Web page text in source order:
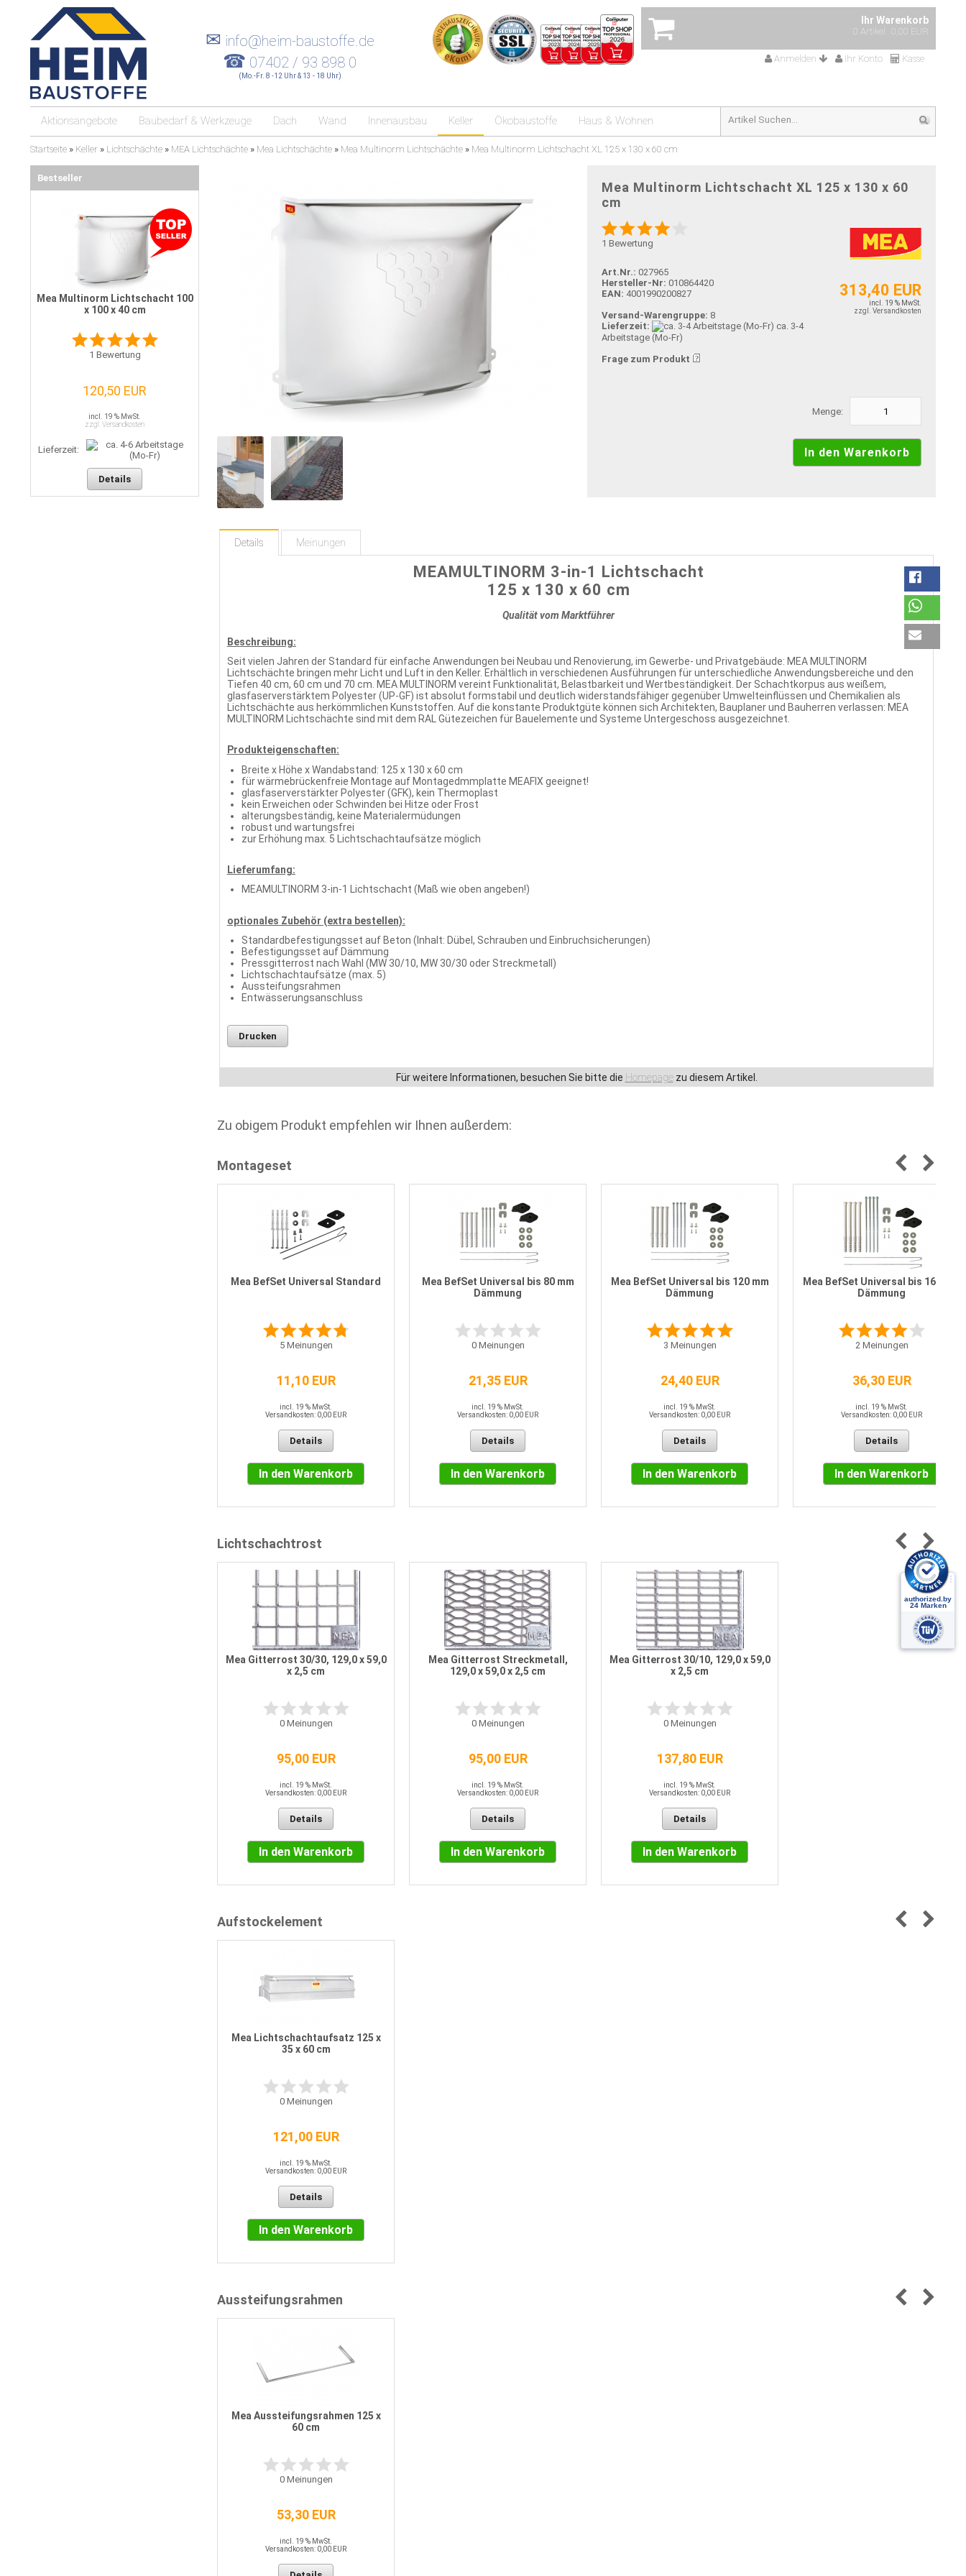
Ihr Warenkorb
0 Artikel 0,00 EUR
Anmelden Ihr Konto Kasse
✉ info@heim-baustoffe.de
☎ 07402 / 93 898 0
(Mo.-Fr. 8 -12 Uhr & 13 - 18 Uhr)
Aktionsangebote Baubedarf & Werkzeuge Dach Wand Innenausbau Keller Ökobaustoffe Haus & Wohnen
Startseite » Keller » Lichtschächte » MEA Lichtschächte » Mea Lichtschächte » Mea Multinorm Lichtschächte » Mea Multinorm Lichtschacht XL 125 x 130 x 60 cm
Mea Multinorm Lichtschacht XL 125 x 130 x 60
cm
1 Bewertung
313,40 EUR
incl. 19 % MwSt.
zzgl. Versandkosten
Art.Nr.: 027965
Hersteller-Nr: 010864420
EAN: 4001990200827
Versand-Warengruppe: 8
Lieferzeit:
ca. 3-4
Arbeitstage (Mo-Fr)
Frage zum Produkt
Menge:
Details Meinungen
MEAMULTINORM 3-in-1 Lichtschacht
125 x 130 x 60 cm
Qualität vom Marktführer
Beschreibung:
Seit vielen Jahren der Standard für einfache Anwendungen bei Neubau und Renovierung, im Gewerbe- und Privatgebäude: MEA MULTINORM
Lichtschächte bringen mehr Licht und Luft in den Keller. Erhältlich in verschiedenen Ausführungen für unterschiedliche Anwendungsbereiche und den
Tiefen 40 cm, 60 cm und 70 cm. MEA MULTINORM vereint Funktionalität, Belastbarkeit und Wertbeständigkeit. Der Schachtkorpus aus weißem,
glasfaserverstärktem Polyester (UP-GF) ist absolut formstabil und deutlich widerstandsfähiger gegenüber Umwelteinflüssen und Chemikalien als
Lichtschächte aus herkömmlichen Kunststoffen. Auf die konstante Produktgüte können sich Architekten, Bauplaner und Bauherren verlassen: MEA
MULTINORM Lichtschächte sind mit dem RAL Gütezeichen für Bauelemente und Systeme Untergeschoss ausgezeichnet.
Produkteigenschaften:
Breite x Höhe x Wandabstand: 125 x 130 x 60 cm
für wärmebrückenfreie Montage auf Montagedmmplatte MEAFIX geeignet!
glasfaserverstärkter Polyester (GFK), kein Thermoplast
kein Erweichen oder Schwinden bei Hitze oder Frost
alterungsbeständig, keine Materialermüdungen
robust und wartungsfrei
zur Erhöhung max. 5 Lichtschachtaufsätze möglich
Lieferumfang:
MEAMULTINORM 3-in-1 Lichtschacht (Maß wie oben angeben!)
optionales Zubehör (extra bestellen):
Standardbefestigungsset auf Beton (Inhalt: Dübel, Schrauben und Einbruchsicherungen)
Befestigungsset auf Dämmung
Pressgitterrost nach Wahl (MW 30/10, MW 30/30 oder Streckmetall)
Lichtschachtaufsätze (max. 5)
Aussteifungsrahmen
Entwässerungsanschluss
Drucken
Für weitere Informationen, besuchen Sie bitte die Homepagezu diesem Artikel.
Zu obigem Produkt empfehlen wir Ihnen außerdem:
Montageset
Mea BefSet Universal Standard
5Meinungen
11,10 EUR
incl. 19 % MwSt.
Versandkosten: 0,00 EUR
Details
In den Warenkorb
Mea BefSet Universal bis 80 mm
Dämmung
0Meinungen
21,35 EUR
incl. 19 % MwSt.
Versandkosten: 0,00 EUR
Details
In den Warenkorb
Mea BefSet Universal bis 120 mm
Dämmung
3 Meinungen
24,40 EUR
incl. 19 % MwSt.
Versandkosten: 0,00 EUR
Details
In den Warenkorb
Mea BefSet Universal bis 160 mm
Dämmung
2 Meinungen
36,30 EUR
incl. 19 % MwSt.
Versandkosten: 0,00 EUR
Details
In den Warenkorb
Lichtschachtrost
Mea Gitterrost 30/30, 129,0 x 59,0
x 2,5 cm
0Meinungen
95,00 EUR
incl. 19 % MwSt.
Versandkosten: 0,00 EUR
Details
In den Warenkorb
Mea Gitterrost Streckmetall,
129,0 x 59,0 x 2,5 cm
0Meinungen
95,00 EUR
incl. 19 % MwSt.
Versandkosten: 0,00 EUR
Details
In den Warenkorb
Mea Gitterrost 30/10, 129,0 x 59,0
x 2,5 cm
0Meinungen
137,80 EUR
incl. 19 % MwSt.
Versandkosten: 0,00 EUR
Details
In den Warenkorb
Aufstockelement
Mea Lichtschachtaufsatz 125 x
35 x 60 cm
0Meinungen
121,00 EUR
incl. 19 % MwSt.
Versandkosten: 0,00 EUR
Details
In den Warenkorb
Aussteifungsrahmen
Mea Aussteifungsrahmen 125 x
60 cm
0Meinungen
53,30 EUR
incl. 19 % MwSt.
Versandkosten: 0,00 EUR
Bestseller
Mea Multinorm Lichtschacht 100
x 100 x 40 cm
1 Bewertung
120,50 EUR
incl. 19 % MwSt.
zzgl. Versandkosten
Lieferzeit:
Details